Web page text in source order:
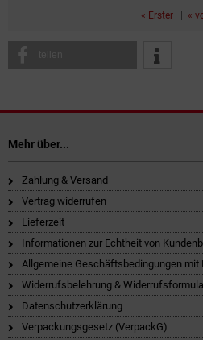
« Erster «
teilen
Mehr über...
Zahlung & Versand
Vertrag widerrufen
Lieferzeit
Informationen zur Echtheit von
Allgemeine Geschäftsbedingungen mit
Widerrufsbelehrung &
Datenschutzerklärung
Verpackungsgesetz (VerpackG)